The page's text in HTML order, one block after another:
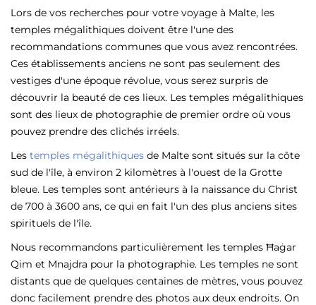
Lors de vos recherches pour votre voyage à Malte, les
temples mégalithiques doivent être l'une des
recommandations communes que vous avez rencontrées.
Ces établissements anciens ne sont pas seulement des
vestiges d'une époque révolue, vous serez surpris de
découvrir la beauté de ces lieux. Les temples mégalithiques
sont des lieux de photographie de premier ordre où vous
pouvez prendre des clichés irréels.
Les temples mégalithiques de Malte sont situés sur la côte
sud de l'île, à environ 2 kilomètres à l'ouest de la Grotte
bleue. Les temples sont antérieurs à la naissance du Christ
de 700 à 3600 ans, ce qui en fait l'un des plus anciens sites
spirituels de l'île.
Nous recommandons particulièrement les temples Ħaġar
Qim et Mnajdra pour la photographie. Les temples ne sont
distants que de quelques centaines de mètres, vous pouvez
donc facilement prendre des photos aux deux endroits. On